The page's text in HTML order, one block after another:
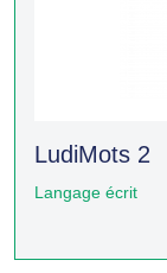
LudiMots 2
Langage écrit